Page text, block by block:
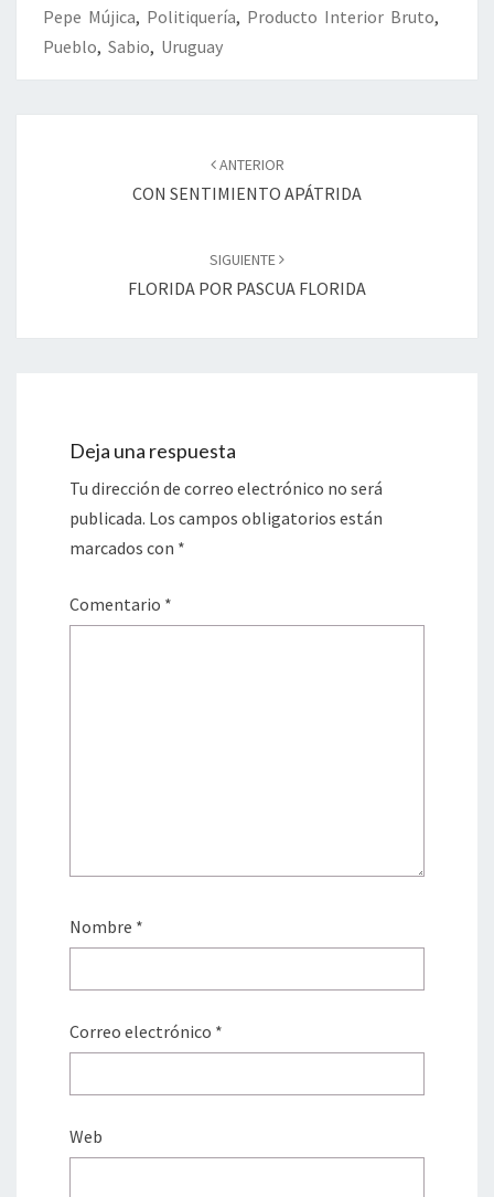
Pepe Mújica, Politiquería, Producto Interior Bruto,
Pueblo, Sabio, Uruguay
ANTERIOR
CON SENTIMIENTO APÁTRIDA
SIGUIENTE
FLORIDA POR PASCUA FLORIDA
Deja una respuesta
Tu dirección de correo electrónico no será
publicada. Los campos obligatorios están
marcados con *
Comentario *
Nombre *
Correo electrónico *
Web